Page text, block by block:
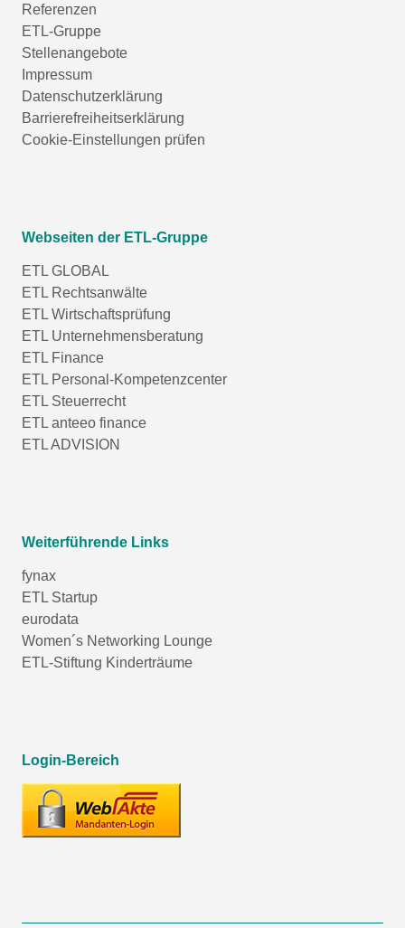
Referenzen
ETL-Gruppe
Stellenangebote
Impressum
Datenschutzerklärung
Barrierefreiheitserklärung
Cookie-Einstellungen prüfen
Webseiten der ETL-Gruppe
ETL GLOBAL
ETL Rechtsanwälte
ETL Wirtschaftsprüfung
ETL Unternehmensberatung
ETL Finance
ETL Personal-Kompetenzcenter
ETL Steuerrecht
ETL anteeo finance
ETL ADVISION
Weiterführende Links
fynax
ETL Startup
eurodata
Women´s Networking Lounge
ETL-Stiftung Kinderträume
Login-Bereich